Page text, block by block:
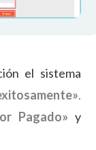
el sistema
.
Pagado» y